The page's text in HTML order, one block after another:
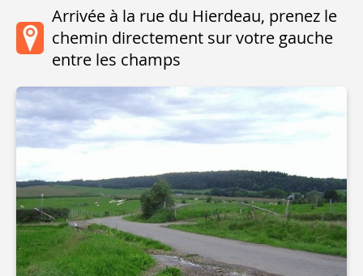
Arrivée à la rue du Hierdeau, prenez le
chemin directement sur votre gauche
entre les champs